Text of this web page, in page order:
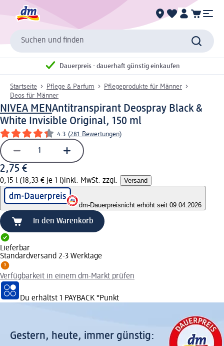
Suchen und finden
Dauerpreis - dauerhaft günstig einkaufen
Startseite Pflege & Parfum
Pflegeprodukte für Männer
Deos für Männer
NIVEA MENAntitranspirant Deospray Black &
White Invisible Original, 150 ml
4.3 (281 Bewertungen)
2,75 €
0,15 l (18,33 € je 1 l)inkl. MwSt. zzgl. Versand
dm-Dauerpreisnicht erhöht seit 09.04.2026
In den Warenkorb
Lieferbar
Standardversand 2-3 Werktage
Verfügbarkeit in einem dm-Markt prüfen
Du erhältst 1 PAYBACK °Punkt
Gestern, heute, immer günstig: